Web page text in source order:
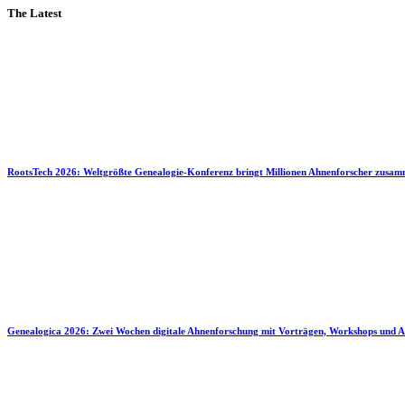
The Latest
RootsTech 2026: Weltgrößte Genealogie-Konferenz bringt Millionen Ahnenforscher
Genealogica 2026: Zwei Wochen digitale Ahnenforschung mit Vorträgen, Workshops und